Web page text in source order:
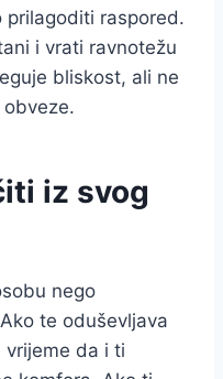
prilagoditi raspored.
i vrati ravnotežu
bliskost, ali ne
iz svog
nego
te oduševljava
vrijeme da i ti